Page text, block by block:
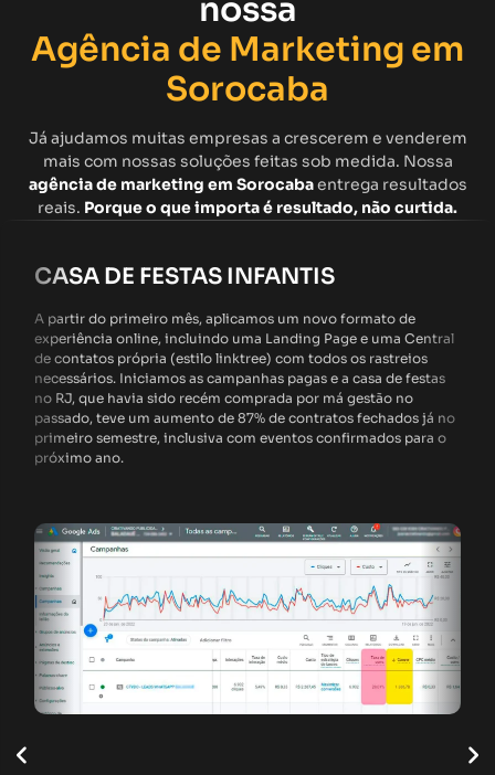
nossa
Agência de Marketing em
Sorocaba
Já ajudamos muitas empresas a crescerem e venderem
mais com nossas soluções feitas sob medida. Nossa
agência de marketing em Sorocabaentrega resultados
reais. Porque o que importa é resultado, não curtida.
CASA DE FESTAS INFANTIS
A partir do primeiro mês, aplicamos um novo formato de
experiência online, incluindo uma Landing Page e uma Central
de contatos própria (estilo linktree) com todos os rastreios
necessários. Iniciamos as campanhas pagas e a casa de festas
no RJ, que havia sido recém comprada por má gestão no
passado, teve um aumento de 87% de contratos fechados já no
primeiro semestre, inclusiva com eventos confirmados para o
próximo ano.